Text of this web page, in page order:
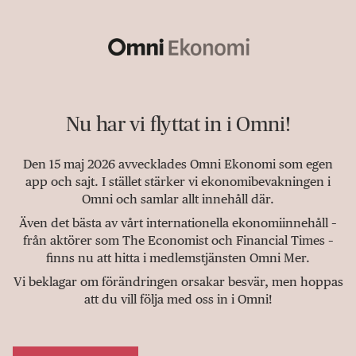
Nu har vi flyttat in i Omni!
Den 15 maj 2026 avvecklades Omni Ekonomi som egen
app och sajt. I stället stärker vi ekonomibevakningen i
Omni och samlar allt innehåll där.
Även det bästa av vårt internationella ekonomiinnehåll –
från aktörer som The Economist och Financial Times –
finns nu att hitta i medlemstjänsten Omni Mer.
Vi beklagar om förändringen orsakar besvär, men hoppas
att du vill följa med oss in i Omni!